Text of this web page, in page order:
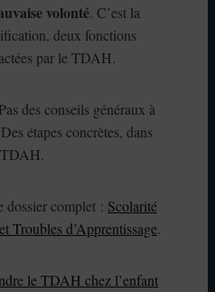
volonté. C’est la
deux fonctions
par le TDAH.
des conseils généraux à
étapes concrètes, dans
TDAH.
dossier complet : Scolarité
Troubles d’Apprentissage.
le TDAH chez l’enfant